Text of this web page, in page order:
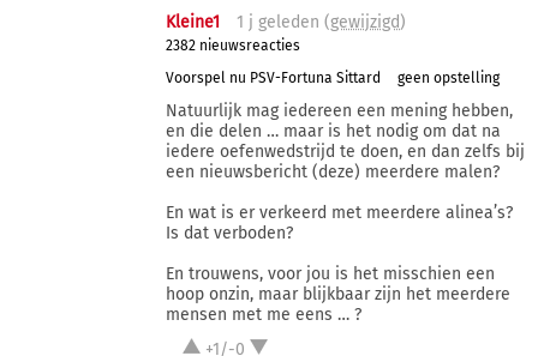
Kleine1 1 j geleden (gewijzigd)
2382 nieuwsreacties
Voorspel nu PSV-Fortuna Sittard
geen opstelling
Natuurlijk mag iedereen een mening hebben,
en die delen … maar is het nodig om dat na
iedere oefenwedstrijd te doen, en dan zelfs bij
een nieuwsbericht (deze) meerdere malen?
En wat is er verkeerd met meerdere alinea’s?
Is dat verboden?
En trouwens, voor jou is het misschien een
hoop onzin, maar blijkbaar zijn het meerdere
mensen met me eens … ?
+1/-0